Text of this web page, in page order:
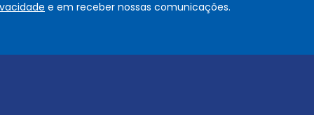
u
e em receber nossas comunicações.